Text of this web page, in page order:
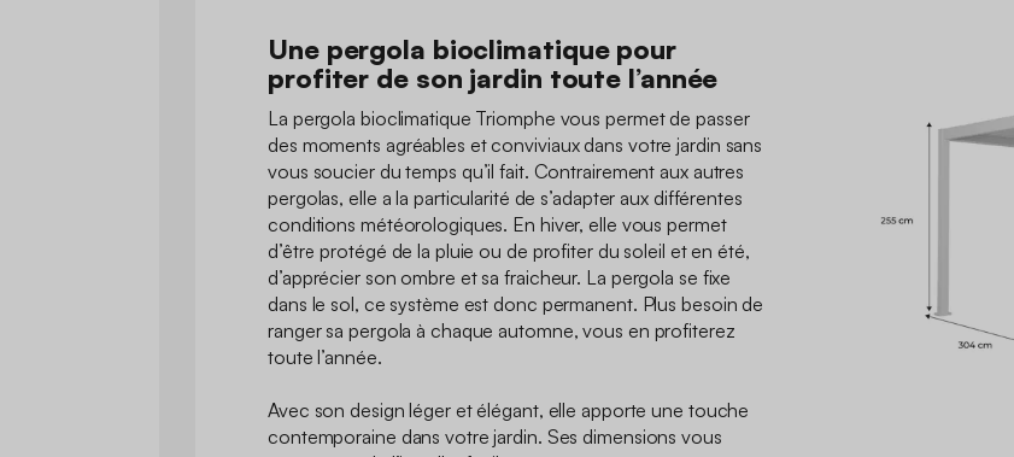
Une pergola bioclimatique pour
profiter de son jardin toute l’année
La pergola bioclimatique Triomphe vous permet de passer
des moments agréables et conviviaux dans votre jardin sans
vous soucier du temps qu’il fait. Contrairement aux autres
pergolas, elle a la particularité de s’adapter aux différentes
conditions météorologiques. En hiver, elle vous permet
d’être protégé de la pluie ou de profiter du soleil et en été,
d’apprécier son ombre et sa fraicheur. La pergola se fixe
dans le sol, ce système est donc permanent. Plus besoin de
ranger sa pergola à chaque automne, vous en profiterez
toute l’année.
Avec son design léger et élégant, elle apporte une touche
contemporaine dans votre jardin. Ses dimensions vous